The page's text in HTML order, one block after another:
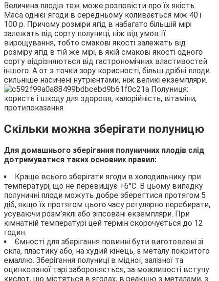
Величина плодів теж може розповісти про їх якість.
Маса однієї ягоди в середньому коливається між 40 і
100 р. Причому розміри ягід в набагато більшій мірі
залежать від сорту полуниці, ніж від умов її
вирощування, тобто смакові якості залежать від
розміру ягід в тій же мірі, в якій смакові якості одного
сорту відрізняються від гастрономічних властивостей
іншого. А от з точки зору корисності, більш дрібні плоди
сильніше насичені нутрієнтами, ніж великі екземпляри.
Скільки можна зберігати полуницю
Для домашнього зберігання полуничних плодів слід
дотримуватися таких основних правил:
Краще всього зберігати ягоди в холодильнику при
температурі, що не перевищує +6°С. В цьому випадку
полуничні плоди можуть добре зберегтися протягом 5
діб, якщо їх протягом цього часу регулярно перебирати,
усуваючи розм’яклі або зіпсовані екземпляри. При
кімнатній температурі цей термін скорочується до 12
годин.
Ємності для зберігання повинні бути виготовлені зі
скла, пластику або, на худий кінець, з металу покритого
емаллю. Зберігання полуниці в мідної, залізної та
оцинкованої тарі забороняється, за можливості вступу
кислот, що містяться в ягодах, в реакцію з металами, з